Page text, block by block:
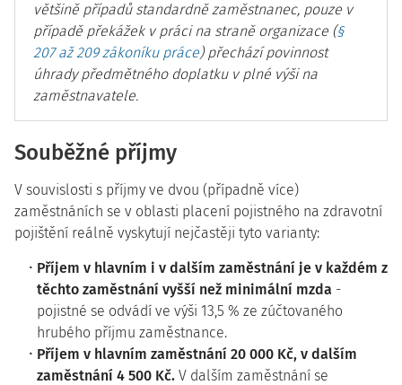
většině případů standardně zaměstnanec, pouze v
případě překážek v práci na straně organizace (§
207 až 209 zákoníku práce) přechází povinnost
úhrady předmětného doplatku v plné výši na
zaměstnavatele.
Souběžné příjmy
V souvislosti s příjmy ve dvou (případně více)
zaměstnáních se v oblasti placení pojistného na zdravotní
pojištění reálně vyskytují nejčastěji tyto varianty:
Příjem v hlavním i v dalším zaměstnání je v každém z
těchto zaměstnání vyšší než minimální mzda -
pojistné se odvádí ve výši 13,5 % ze zúčtovaného
hrubého příjmu zaměstnance.
Příjem v hlavním zaměstnání 20 000 Kč, v dalším
zaměstnání 4 500 Kč. V dalším zaměstnání se